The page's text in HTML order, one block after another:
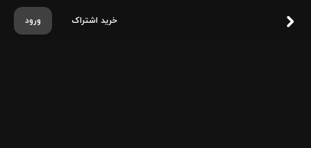
ورود خرید اشتراک